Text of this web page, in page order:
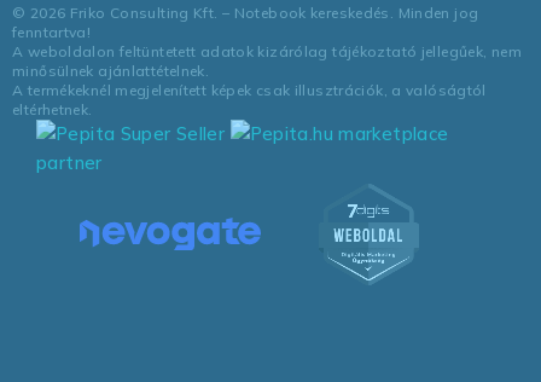
© 2026 Friko Consulting Kft. – Notebook kereskedés. Minden jog
fenntartva!
A weboldalon feltüntetett adatok kizárólag tájékoztató jellegűek, nem
minősülnek ajánlattételnek.
A termékeknél megjelenített képek csak illusztrációk, a valóságtól
eltérhetnek.
marketplace
partner